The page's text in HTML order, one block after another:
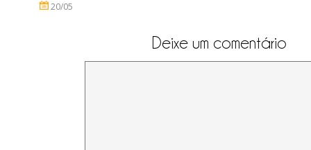
20/05
Deixe um comentário